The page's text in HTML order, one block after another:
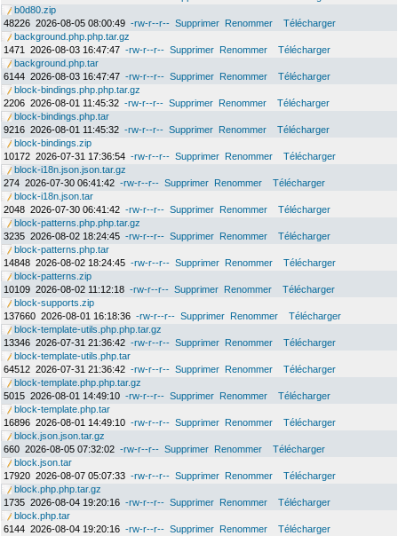
b0d80.zip
48226 2026-08-05 08:00:49 -rw-r--r-- Supprimer Renommer
Télécharger
background.php.php.tar.gz
1471
2026-08-03 16:47:47 -rw-r--r-- Supprimer Renommer
Télécharger
background.php.tar
6144 2026-08-03 16:47:47 -rw-r--r-- Supprimer Renommer
Télécharger
block-bindings.php.php.tar.gz
2206 2026-08-01 11:45:32 -rw-r--r-- Supprimer Renommer
Télécharger
block-bindings.php.tar
9216 2026-08-01 11:45:32 -rw-r--r-- Supprimer Renommer
Télécharger
block-bindings.zip
10172 2026-07-31 17:36:54 -rw-r--r-- Supprimer Renommer
Télécharger
block-i18n.json.json.tar.gz
274 2026-07-30 06:41:42 -rw-r--r-- Supprimer Renommer
Télécharger
block-i18n.json.tar
2048 2026-07-30 06:41:42 -rw-r--r-- Supprimer Renommer
Télécharger
block-patterns.php.php.tar.gz
3235 2026-08-02 18:24:45 -rw-r--r-- Supprimer Renommer
Télécharger
block-patterns.php.tar
14848 2026-08-02 18:24:45 -rw-r--r-- Supprimer Renommer
Télécharger
block-patterns.zip
10109 2026-08-02 11:12:18 -rw-r--r-- Supprimer Renommer
Télécharger
block-supports.zip
137660 2026-08-01 16:18:36 -rw-r--r-- Supprimer Renommer
Télécharger
block-template-utils.php.php.tar.gz
13346 2026-07-31 21:36:42 -rw-r--r-- Supprimer Renommer
Télécharger
block-template-utils.php.tar
64512 2026-07-31 21:36:42 -rw-r--r-- Supprimer Renommer
Télécharger
block-template.php.php.tar.gz
5015 2026-08-01 14:49:10 -rw-r--r-- Supprimer Renommer
Télécharger
block-template.php.tar
16896 2026-08-01 14:49:10 -rw-r--r-- Supprimer Renommer
Télécharger
block.json.json.tar.gz
660 2026-08-05 07:32:02 -rw-r--r-- Supprimer Renommer
Télécharger
block.json.tar
17920 2026-08-07 05:07:33 -rw-r--r-- Supprimer Renommer
Télécharger
block.php.php.tar.gz
1735 2026-08-04 19:20:16 -rw-r--r-- Supprimer Renommer
Télécharger
block.php.tar
6144 2026-08-04 19:20:16 -rw-r--r-- Supprimer Renommer
Télécharger